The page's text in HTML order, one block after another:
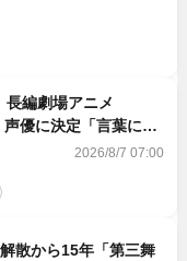
長編劇場アニメ
優に決定「言葉には
い出しました」
2026/8/7 07:00
散から15年「第三舞